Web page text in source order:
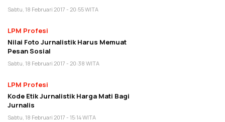
Sabtu, 18 Februari 2017 - 20:55 WITA
LPM Profesi
Nilai Foto Jurnalistik Harus Memuat
Pesan Sosial
Sabtu, 18 Februari 2017 - 20:38 WITA
LPM Profesi
Kode Etik Jurnalistik Harga Mati Bagi
Jurnalis
Sabtu, 18 Februari 2017 - 15:14 WITA